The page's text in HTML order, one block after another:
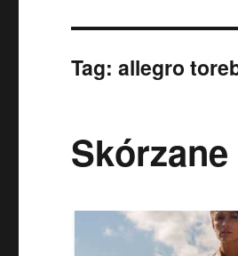
Tag:allegro